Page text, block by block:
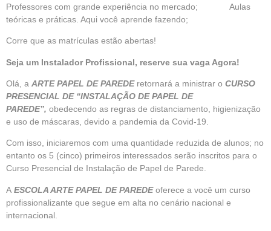
Professores com grande experiência no mercado; Aulas
teóricas e práticas. Aqui você aprende fazendo;
Corre que as matrículas estão abertas!
Seja um Instalador Profissional, reserve sua vaga Agora!
Olá, a ARTE PAPEL DE PAREDE retornará a ministrar o CURSO
PRESENCIAL DE “INSTALAÇÃO DE PAPEL DE
PAREDE”, obedecendo as regras de distanciamento, higienização
e uso de máscaras, devido a pandemia da Covid-19.
Com isso, iniciaremos com uma quantidade reduzida de alunos; no
entanto os 5 (cinco) primeiros interessados serão inscritos para o
Curso Presencial de Instalação de Papel de Parede.
A ESCOLA ARTE PAPEL DE PAREDEoferece a você um curso
profissionalizante que segue em alta no cenário nacional e
internacional.